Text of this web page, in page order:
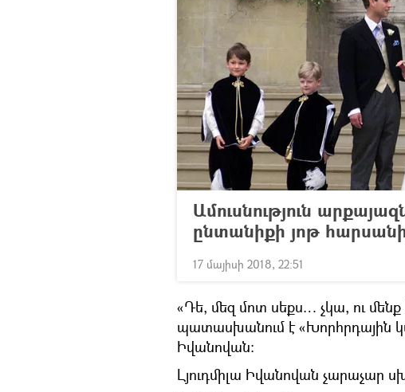
Ամուսնություն
ընտանիքի յոթ
17 մայիսի 2018, 22:51
«Դե, մեզ մոտ սեքս… չկա, ու
պատասխանում է «Խորհրդային
Իվանովան։
Լյուդմիլա Իվանովան չարաչար